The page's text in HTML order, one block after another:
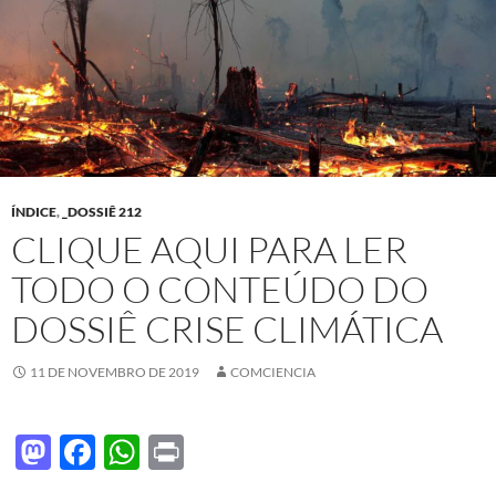
ÍNDICE, _DOSSIÊ 212
CLIQUE AQUI PARA LER
TODO O CONTEÚDO DO
DOSSIÊ CRISE CLIMÁTICA
11 DE NOVEMBRO DE 2019 COMCIENCIA
M F
W